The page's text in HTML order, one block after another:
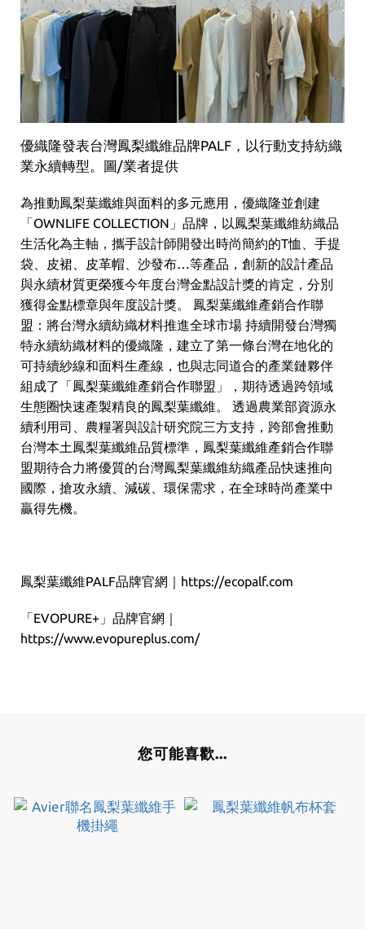
優織隆發表台灣鳳梨纖維品牌PALF，以行動支持紡織
業永續轉型。圖/業者提供
為推動鳳梨葉纖維與面料的多元應用，優織隆並創建
「OWNLIFE COLLECTION」品牌，以鳳梨葉纖維紡織品
生活化為主軸，攜手設計師開發出時尚簡約的T恤、手提
袋、皮裙、皮革帽、沙發布…等產品，創新的設計產品
與永續材質更榮獲今年度台灣金點設計獎的肯定，分別
獲得金點標章與年度設計獎。 鳳梨葉纖維產銷合作聯
盟：將台灣永續紡織材料推進全球市場 持續開發台灣獨
特永續紡織材料的優織隆，建立了第一條台灣在地化的
可持續紗線和面料生產線，也與志同道合的產業鏈夥伴
組成了「鳳梨葉纖維產銷合作聯盟」，期待透過跨領域
生態圈快速產製精良的鳳梨葉纖維。 透過農業部資源永
續利用司、農糧署與設計研究院三方支持，跨部會推動
台灣本土鳳梨葉纖維品質標準，鳳梨葉纖維產銷合作聯
盟期待合力將優質的台灣鳳梨葉纖維紡織產品快速推向
國際，搶攻永續、減碳、環保需求，在全球時尚產業中
贏得先機。
鳳梨葉纖維PALF品牌官網｜https://ecopalf.com
「EVOPURE+」品牌官網｜
https://www.evopureplus.com/
您可能喜歡...